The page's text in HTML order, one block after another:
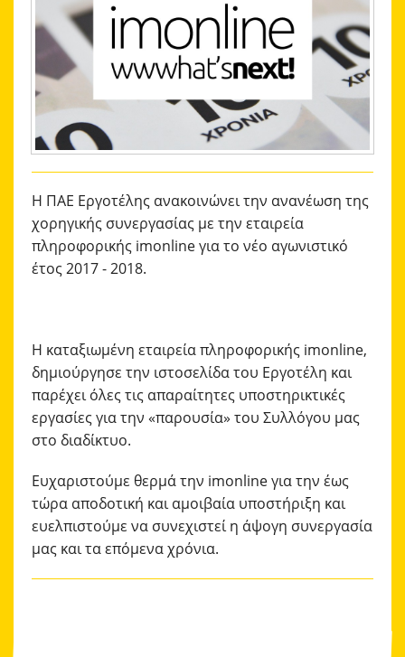
ΑΚΑΔΗΜΙΑ
ΕΠΙΚΟΙΝΩΝΙΑ
Η ΠΑΕ Εργοτέλης ανακοινώνει την ανανέωση της
χορηγικής συνεργασίας με την εταιρεία
πληροφορικής imonline για το νέο αγωνιστικό
έτος 2017 - 2018.
Η καταξιωμένη εταιρεία πληροφορικής imonline,
δημιούργησε την ιστοσελίδα του Εργοτέλη και
παρέχει όλες τις απαραίτητες υποστηρικτικές
εργασίες για την «παρουσία» του Συλλόγου μας
στο διαδίκτυο.
Ευχαριστούμε θερμά την imonline για την έως
τώρα αποδοτική και αμοιβαία υποστήριξη και
ευελπιστούμε να συνεχιστεί η άψογη συνεργασία
μας και τα επόμενα χρόνια.